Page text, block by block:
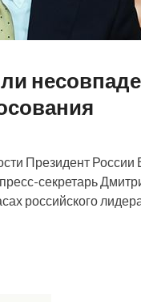
Президент России
секретарь
российского